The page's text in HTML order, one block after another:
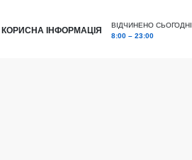
КОРИСНА ІНФОРМАЦІЯ
ВІДЧИНЕНО СЬОГОДНІ
8:00 – 23:00